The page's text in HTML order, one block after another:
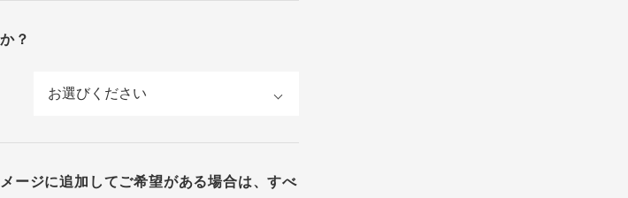
？
ージに追加してご希望がある場合は、すべ